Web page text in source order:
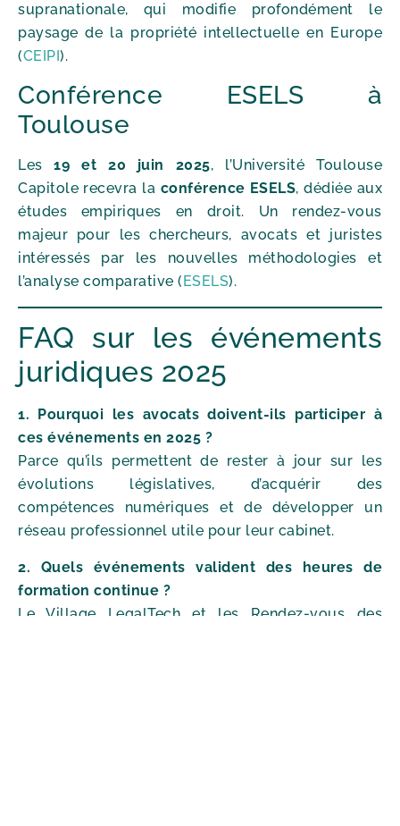
supranationale, qui modifie profondément le
paysage de la propriété intellectuelle en Europe
(CEIPI).
Conférence ESELS à
Toulouse
Les19 et 20 juin 2025, l’Université Toulouse
Capitole recevra la conférence ESELS, dédiée aux
études empiriques en droit. Un rendez-vous
majeur pour les chercheurs, avocats et juristes
intéressés par les nouvelles méthodologies et
l’analyse comparative ( ESELS).
FAQ sur les événements
juridiques 2025
1. Pourquoi les avocats doivent-ils participer à
ces événements en 2025 ?
Parce qu’ils permettent de rester à jour sur les
évolutions législatives, d’acquérir des
compétences numériques et de développer un
réseau professionnel utile pour leur cabinet.
2. Quels événements valident des heures de
formation continue ?
Le Village LegalTech et les Rendez-vous des